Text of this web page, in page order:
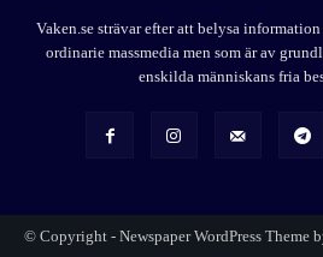
Vaken.se strävar efter att belysa
ordinarie massmedia men som är av
enskilda människans fria
© Copyright - Newspaper WordPress Theme